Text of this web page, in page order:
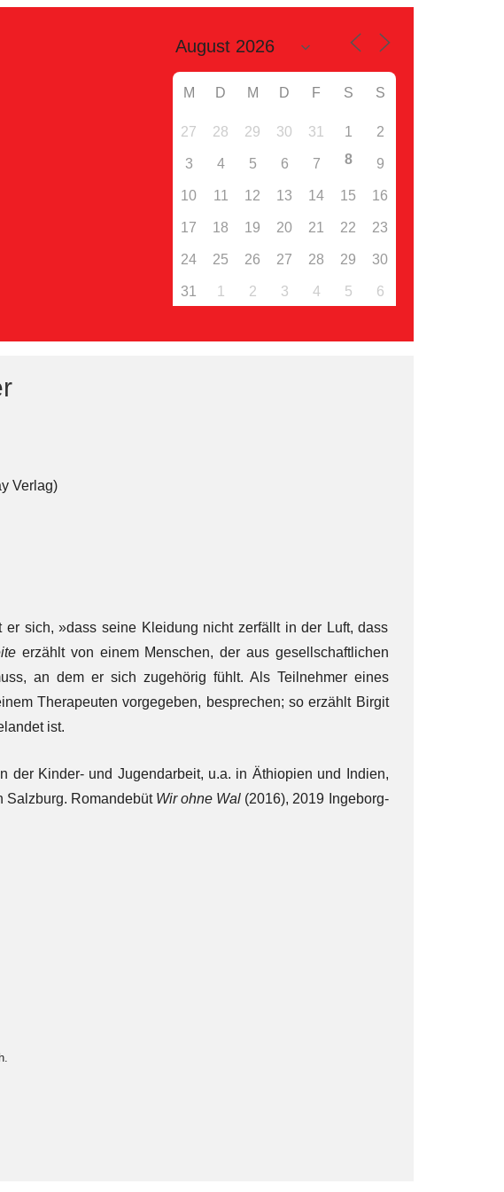
M D M D F S S
27 28 29 30 31 1 2
3 4 5 6 7 8 9
10 11 12 13 14 15 16
17 18 19 20 21 22 23
24 25 26 27 28 29 30
31 1 2 3 4 5 6
Verlag)
sich, »dass seine Kleidung nicht zerfällt in der Luft, dass
erzählt von einem Menschen, der aus gesellschaftlichen
an dem er sich zugehörig fühlt. Als Teilnehmer eines
Therapeuten vorgegeben, besprechen; so erzählt Birgit
ist.
der Kinder- und Jugendarbeit, u.a. in Äthiopien und Indien,
Salzburg. Romandebüt Wir ohne Wal (2016), 2019 Ingeborg-